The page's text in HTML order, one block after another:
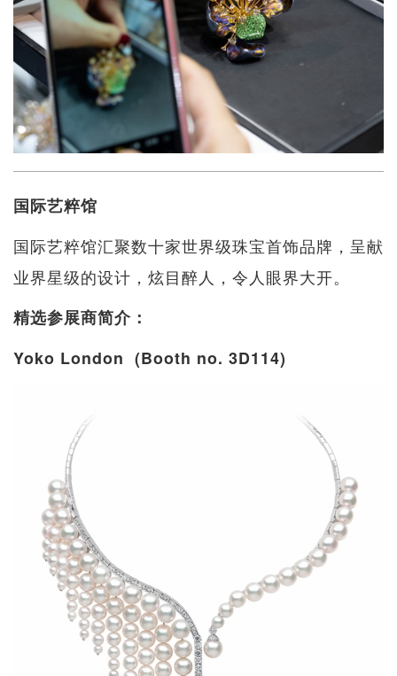
国际艺粹馆
国际艺粹馆汇聚数十家世界级珠宝首饰品牌，呈献
业界星级的设计，炫目醉人，令人眼界大开。
精选参展商简介：
Yoko London (Booth no. 3D114)